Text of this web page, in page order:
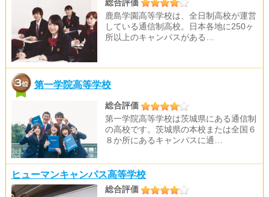
総合評価
鹿島学園高等学校は、全日制高校が運営
している通信制高校。日本各地に250ヶ
所以上のキャンパスがある…
第一学院高等学校
総合評価
第一学院高等学校は茨城県にある通信制
の高校です。茨城県の本校または全国６
８か所にあるキャンパスに通…
ヒューマンキャンパス高等学校
総合評価